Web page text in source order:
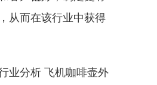
从而在该行业中获得
业分析 飞机咖啡壶外